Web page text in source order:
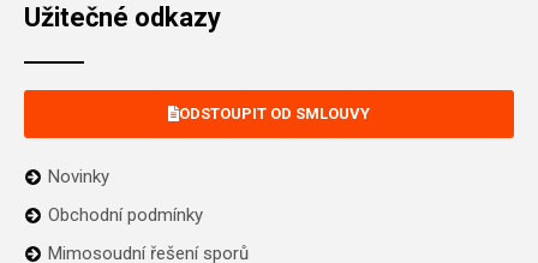
Užitečné odkazy
ODSTOUPIT OD SMLOUVY
Novinky
Obchodní podmínky
Mimosoudní řešení sporů